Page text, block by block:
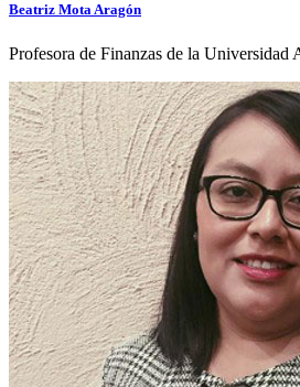
Beatriz Mota Aragón
Profesora de Finanzas de la Universidad